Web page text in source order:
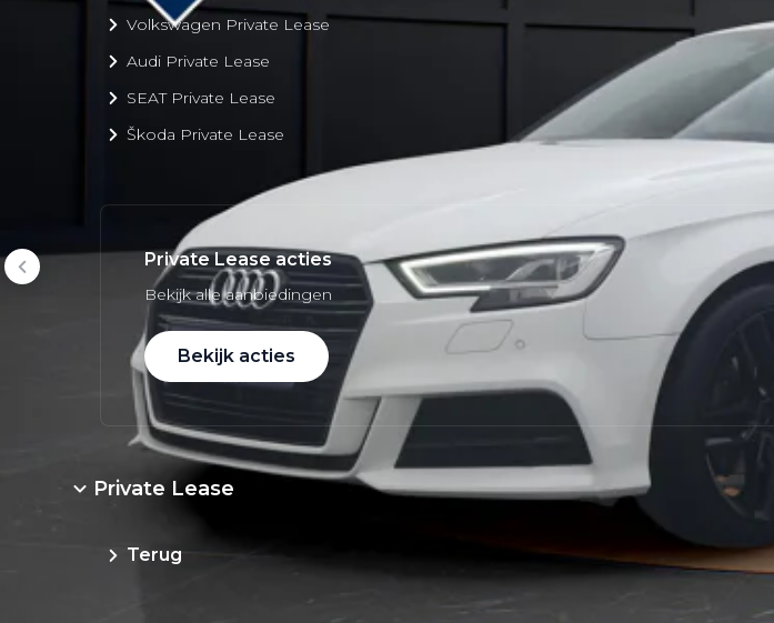
Volkswagen Private Lease
Audi Private Lease
SEAT Private Lease
Škoda Private Lease
Private Lease acties
Bekijk alle aanbiedingen
Bekijk acties
Private Lease
Terug